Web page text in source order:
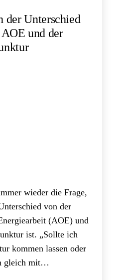
der Unterschied
und der
wieder die Frage,
von der
(AOE) und
ist. „Sollte ich
kommen lassen oder
gleich mit…